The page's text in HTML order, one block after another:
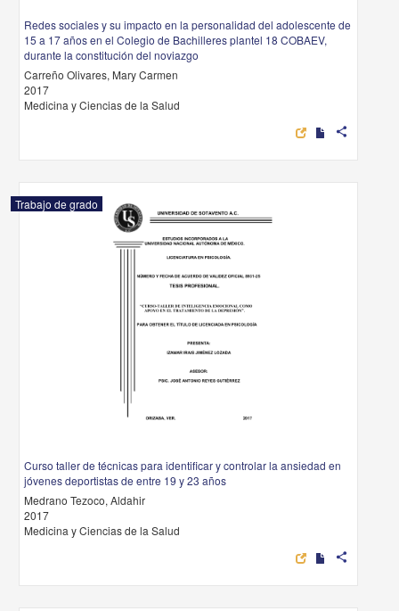
Redes sociales y su impacto en la personalidad del adolescente de
15 a 17 años en el Colegio de Bachilleres plantel 18 COBAEV,
durante la constitución del noviazgo
Carreño Olivares, Mary Carmen
2017
Medicina y Ciencias de la Salud
share
Trabajo de grado
Curso taller de técnicas para identificar y controlar la ansiedad en
jóvenes deportistas de entre 19 y 23 años
Medrano Tezoco, Aldahir
2017
Medicina y Ciencias de la Salud
share